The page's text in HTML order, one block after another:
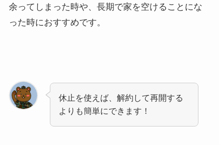
余ってしまった時や、長期で家を空けることにな
った時におすすめです。
休止を使えば、解約して再開する
よりも簡単にできます！